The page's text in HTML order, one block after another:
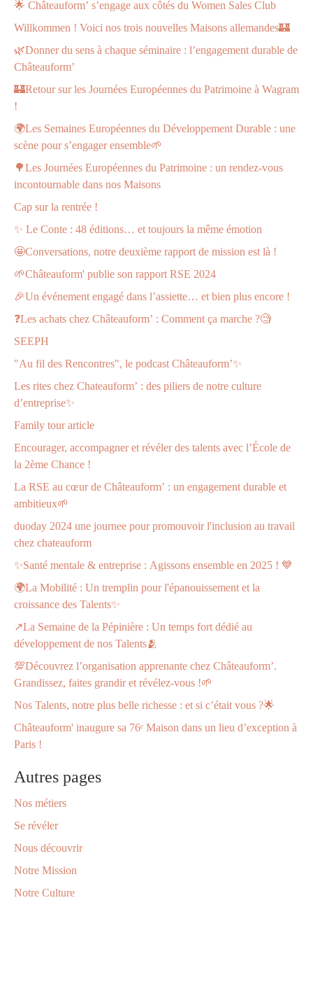
🌟 Châteauform’ s’engage aux côtés du Women Sales Club
Willkommen ! Voici nos trois nouvelles Maisons allemandes🏰
🌿Donner du sens à chaque séminaire : l’engagement durable de
Châteauform’
🏰Retour sur les Journées Européennes du Patrimoine à Wagram
!
🌍Les Semaines Européennes du Développement Durable : une
scène pour s’engager ensemble🌱
🌳Les Journées Européennes du Patrimoine : un rendez-vous
incontournable dans nos Maisons
Cap sur la rentrée !
✨ Le Conte : 48 éditions… et toujours la même émotion
🤩Conversations, notre deuxième rapport de mission est là !
🌱Châteauform' publie son rapport RSE 2024
🎉Un événement engagé dans l’assiette… et bien plus encore !
❓Les achats chez Châteauform’ : Comment ça marche ?🧐
SEEPH
"Au fil des Rencontres", le podcast Châteauform’✨
Les rites chez Chateauform’ : des piliers de notre culture
d’entreprise✨
Family tour article
Encourager, accompagner et révéler des talents avec l’École de
la 2ème Chance !
La RSE au cœur de Châteauform’ : un engagement durable et
ambitieux🌱
duoday 2024 une journee pour promouvoir l'inclusion au travail
chez chateauform
✨Santé mentale & entreprise : Agissons ensemble en 2025 ! 💙
🌍La Mobilité : Un tremplin pour l'épanouissement et la
croissance des Talents✨
↗️La Semaine de la Pépinière : Un temps fort dédié au
développement de nos Talents🫂​
💯Découvrez l’organisation apprenante chez Châteauform’.
Grandissez, faites grandir et révélez-vous !🌱
Nos Talents, notre plus belle richesse : et si c’était vous ?🌟
Châteauform' inaugure sa 76ᵉ Maison dans un lieu d’exception à
Paris !
Autres pages
Nos métiers
Se révéler
Nous découvrir
Notre Mission
Notre Culture